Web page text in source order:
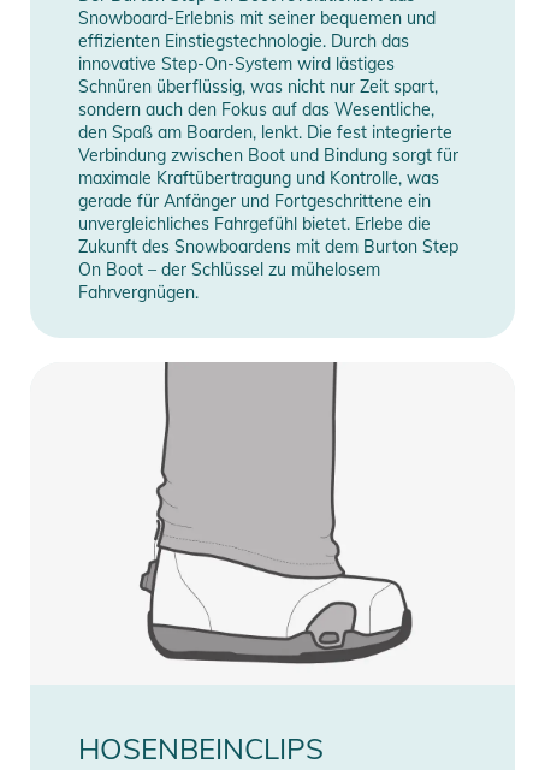
Snowboard-Erlebnis mit seiner bequemen und
effizienten Einstiegstechnologie. Durch das
innovative Step-On-System wird lästiges
Schnüren überflüssig, was nicht nur Zeit spart,
sondern auch den Fokus auf das Wesentliche,
den Spaß am Boarden, lenkt. Die fest integrierte
Verbindung zwischen Boot und Bindung sorgt für
maximale Kraftübertragung und Kontrolle, was
gerade für Anfänger und Fortgeschrittene ein
unvergleichliches Fahrgefühl bietet. Erlebe die
Zukunft des Snowboardens mit dem Burton Step
On Boot – der Schlüssel zu mühelosem
Fahrvergnügen.
HOSENBEINCLIPS